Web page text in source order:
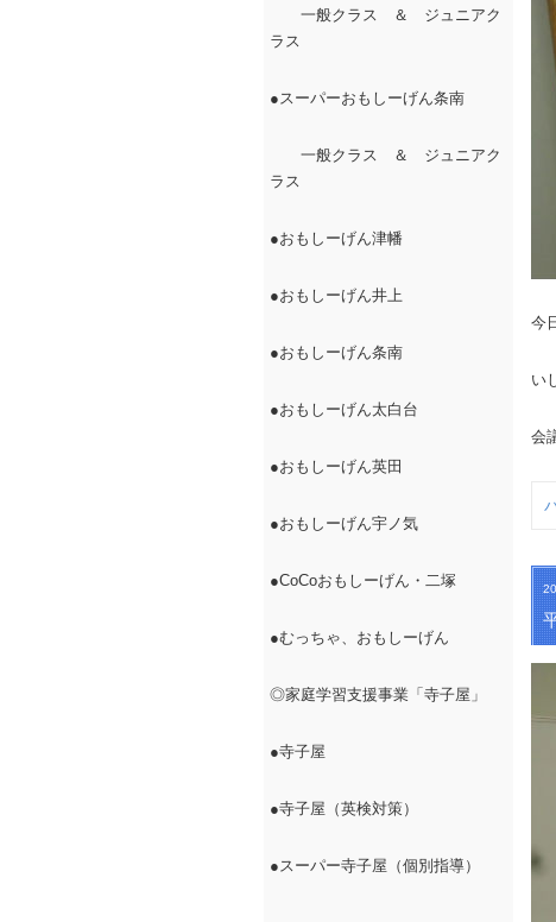
今
い
会
一般クラス ＆ ジュニアク
ラス
●スーパーおもしーげん条南
一般クラス ＆ ジュニアク
ラス
●おもしーげん津幡
●おもしーげん井上
●おもしーげん条南
●おもしーげん太白台
●おもしーげん英田
●おもしーげん宇ノ気
●CoCoおもしーげん・二塚
●むっちゃ、おもしーげん
◎家庭学習支援事業「寺子屋」
●寺子屋
●寺子屋（英検対策）
●スーパー寺子屋（個別指導）